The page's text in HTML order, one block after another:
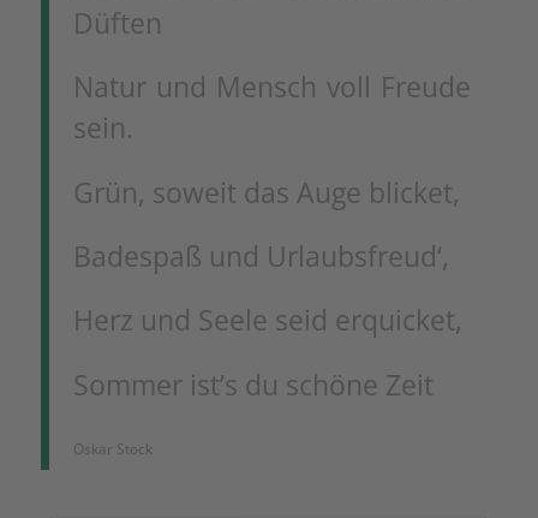
Düften
Natur und Mensch voll Freude
sein.
Grün, soweit das Auge blicket,
Badespaß und Urlaubsfreud‘,
Herz und Seele seid erquicket,
Sommer ist’s du schöne Zeit
Oskar Stock